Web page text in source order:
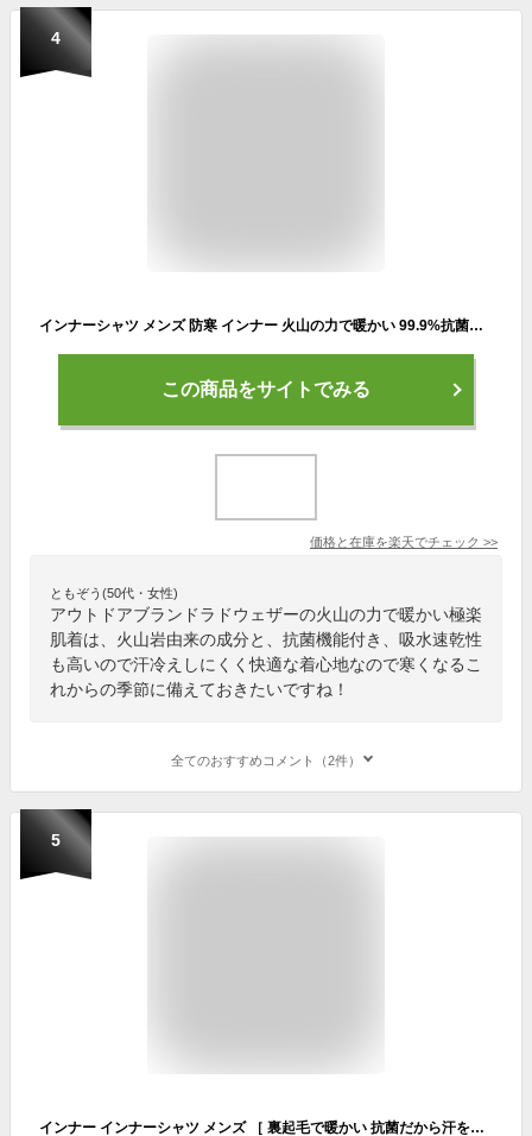
4
インナーシャツ メンズ 防寒 インナー 火山の力で暖かい 99.9%抗菌で臭くない 裏起毛 シャツ タートルネック あったかインナー 肌着 メンズ レディース 防寒インナー アンダーウェア 長袖 保温 冷え性 冷え性対策 冬 暖かいインナー あったかグッズ 防寒着 ラドウェザー
この商品をサイトでみる
価格と在庫を楽天でチェック >>
ともぞう(50代・女性)
アウトドアブランドラドウェザーの火山の力で暖かい極楽
肌着は、火山岩由来の成分と、抗菌機能付き、吸水速乾性
も高いので汗冷えしにくく快適な着心地なので寒くなるこ
れからの季節に備えておきたいですね！
全てのおすすめコメント（2件）
5
インナー インナーシャツ メンズ ［ 裏起毛で暖かい 抗菌だから汗をかいても臭わない 4.8オンスの厚手で蓄熱 保温 ］ クルーネック シャツ あったかインナー 肌着 下着 防寒 防寒着 アンダーシャツ 長袖 寒さ対策 冷え性 春 秋 冬 人気 LAD WEATHER ラドウェザー